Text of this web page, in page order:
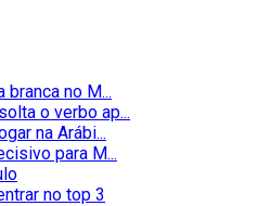
branca no M...
o verbo ap...
na Arábi...
para M...
no top 3